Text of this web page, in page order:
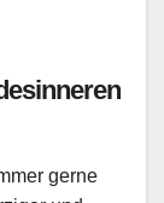
gerne